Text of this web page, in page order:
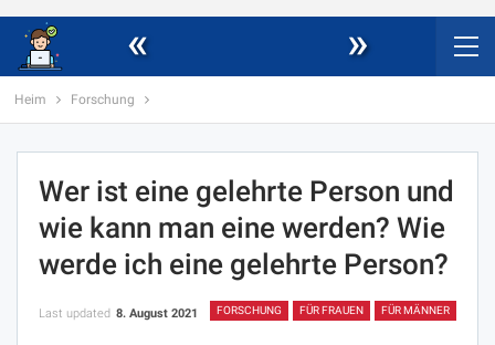
« »
Heim Forschung
Wer ist eine gelehrte Person und
wie kann man eine werden? Wie
werde ich eine gelehrte Person?
FORSCHUNG FÜR FRAUEN FÜR MÄNNER
Last updated 8. August 2021